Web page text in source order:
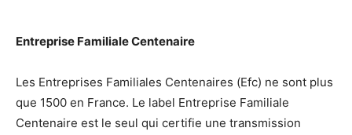
Entreprise Familiale Centenaire
Les Entreprises Familiales Centenaires (Efc) ne sont plus
que 1500 en France. Le label Entreprise Familiale
Centenaire est le seul qui certifie une transmission